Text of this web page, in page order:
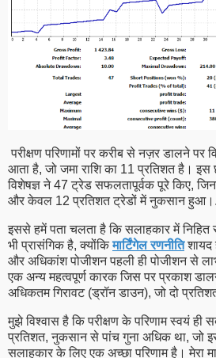
परीक्षण परिणामों पर करीब से नज़र डालने पर
आता है, जो जमा राशि का 11 प्रतिशत है। इस
विशेषज्ञ ने 47 ट्रेड सफलतापूर्वक पूरे किए,
और केवल 12 प्रतिशत ट्रेडों में नुकसान हुआ।.
इससे हमें पता चलता है कि सलाहकार में
भी प्रासंगिक है, क्योंकिमार्टिंगेल रणनीतिशायद
और अधिकांश पोजीशन पहली ही पोजीशन से
एक अन्य महत्वपूर्ण कारक जिस पर प्रकाश
अधिकतम गिरावट (ड्रॉन डाउन), जो दो
मुझे विश्वास है कि परीक्षण के परिणाम स्वयं
प्रतिशत, नुकसान से पांच गुना अधिक था, जो
सलाहकार के लिए एक अच्छा परिणाम है। मेरा